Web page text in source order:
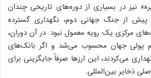
نیز در بسیاری از دوره‌های تاریخی چندان
پیش از جنگ جهانی دوم، نگهداری گسترده
مرکزی یک رویه معمول نبود. در آن دوران،
پولی جهان محسوب می‌شد و اگر بانک‌های
می‌کردند، این ارزها صرفاً جایگزینی برای
ذخایر بین‌المللی.